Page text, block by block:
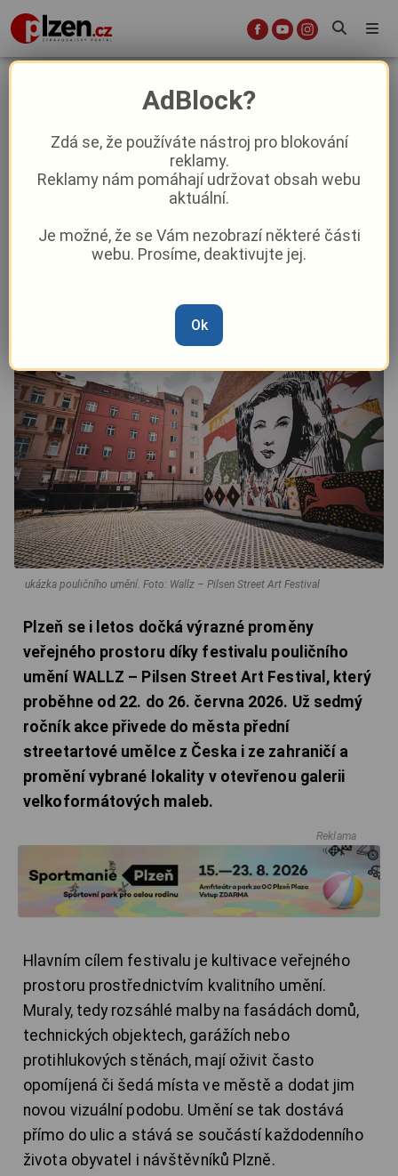
Umění na fasádách i v podchodech.
Festival WALLZ rozzáří Plzeň
barvami
Aktuality Kultura
David Černý–26. 5.| 17:00
ukázka pouličního umění. Foto: Wallz – Pilsen Street Art Festival
Plzeň se i letos dočká výrazné proměny
veřejného prostoru díky festivalu pouličního
umění WALLZ – Pilsen Street Art Festival, který
proběhne od 22. do 26. června 2026. Už sedmý
ročník akce přivede do města přední
streetartové umělce z Česka i ze zahraničí a
promění vybrané lokality v otevřenou galerii
velkoformátových maleb.
Reklama
Hlavním cílem festivalu je kultivace veřejného
prostoru prostřednictvím kvalitního umění.
Muraly, tedy rozsáhlé malby na fasádách domů,
technických objektech, garážích nebo
protihlukových stěnách, mají oživit často
opomíjená či šedá místa ve městě a dodat jim
novou vizuální podobu. Umění se tak dostává
přímo do ulic a stává se součástí každodenního
života obyvatel i návštěvníků Plzně.
AdBlock?
Zdá se, že používáte nástroj pro blokování
reklamy.
Reklamy nám pomáhají udržovat obsah webu
aktuální.
Je možné, že se Vám nezobrazí některé části
webu. Prosíme, deaktivujte jej.
Ok